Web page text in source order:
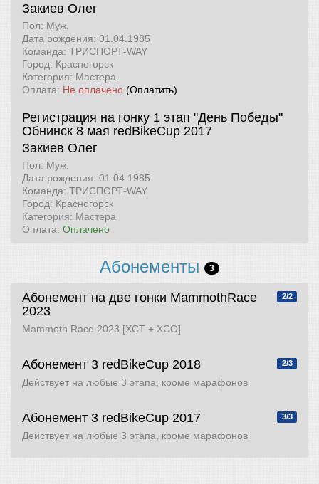
Закиев Олег
Пол: Муж.
Дата рождения: 01.04.1985
Команда: ТРИСПОРТ-WAY
Город: Красногорск
Категория: Мастера
Оплата: Не оплачено (Оплатить)
Регистрация на гонку 1 этап "День Победы"
Обнинск 8 мая redBikeCup 2017
Закиев Олег
Пол: Муж.
Дата рождения: 01.04.1985
Команда: ТРИСПОРТ-WAY
Город: Красногорск
Категория: Мастера
Оплата: Оплачено
Абонементы 3
2/2
Абонемент на две гонки MammothRace
2023
Mammoth Race 2023 [XCT + XCO]
2/3
Абонемент 3 redBikeCup 2018
Действует на любые 3 этапа, кроме марафонов
3/3
Абонемент 3 redBikeCup 2017
Действует на любые 3 этапа, кроме марафонов